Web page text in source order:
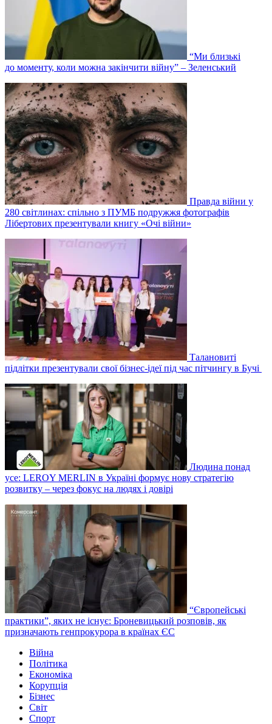
“Ми близькі
до моменту, коли можна закінчити війну” – Зеленський
Правда війни у
280 світлинах: спільно з ПУМБ подружжя фотографів
Лібертових презентували книгу «Очі війни»
Талановиті
підлітки презентували свої бізнес-ідеї під час пітчингу в Бучі
Людина понад
усе: LEROY MERLIN в Україні формує нову стратегію
розвитку – через фокус на людях і довірі
“Європейські
практики”, яких не існує: Броневицький розповів, як
призначають генпрокурора в країнах ЄС
Війна
Політика
Економіка
Корупція
Бізнес
Світ
Спорт